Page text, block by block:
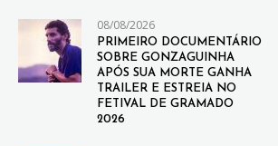
08/08/2026
PRIMEIRO DOCUMENTÁRIO
SOBRE GONZAGUINHA
APÓS SUA MORTE GANHA
TRAILER E ESTREIA NO
FETIVAL DE GRAMADO
2026